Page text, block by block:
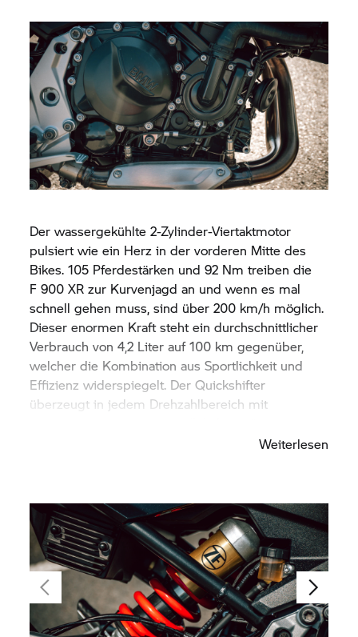
Der wassergekühlte 2-Zylinder-Viertaktmotor
pulsiert wie ein Herz in der vorderen Mitte des
Bikes. 105 Pferdestärken und 92 Nm treiben die
F 900 XR zur Kurvenjagd an und wenn es mal
schnell gehen muss, sind über 200 km/h möglich.
Dieser enormen Kraft steht ein durchschnittlicher
Verbrauch von 4,2 Liter auf 100 km gegenüber,
welcher die Kombination aus Sportlichkeit und
Effizienz widerspiegelt. Der Quickshifter
überzeugt in jedem Drehzahlbereich mit
Weiterlesen